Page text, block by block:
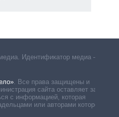
Идентификатор медиа –
. Все права защищены и
сайта оставляет за
с информацией, которая
или авторами которой